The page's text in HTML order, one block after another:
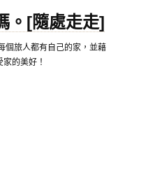
。[隨處走走]
旅人都有自己的家，並藉
的美好！